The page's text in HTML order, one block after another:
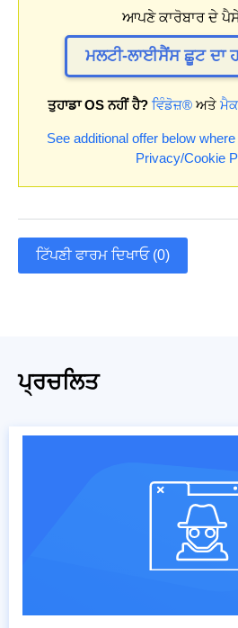
ਆਪਣੇ ਕਾਰੋਬਾਰ ਦੇ
ਮਲਟੀ-ਲਾਈਸੈਂਸ ਛੂਟ ਦਾ
ਤੁਹਾਡਾ OS ਨਹੀਂ ਹੈ? ਵਿੰਡੋਜ਼® ਅਤੇ
See additional offer below
Privacy/Cookie
ਟਿੱਪਣੀ ਫਾਰਮ ਦਿਖਾਓ (0)
ਪ੍ਰਚਲਿਤ